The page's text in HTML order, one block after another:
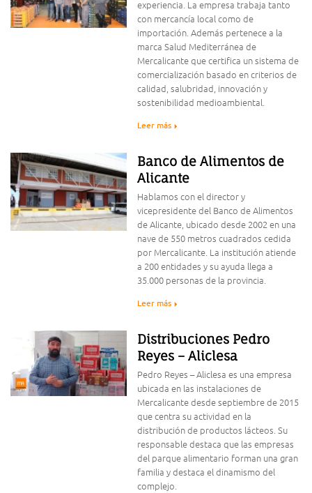
experiencia. La empresa trabaja tanto
con mercancía local como de
importación. Además pertenece a la
marca Salud Mediterránea de
Mercalicante que certifica un sistema de
comercialización basado en criterios de
calidad, salubridad, innovación y
sostenibilidad medioambiental.
Leer más
Banco de Alimentos de
Alicante
Hablamos con el director y
vicepresidente del Banco de Alimentos
de Alicante, ubicado desde 2002 en una
nave de 550 metros cuadrados cedida
por Mercalicante. La institución atiende
a 200 entidades y su ayuda llega a
35.000 personas de la provincia.
Leer más
Distribuciones Pedro
Reyes – Aliclesa
Pedro Reyes – Aliclesa es una empresa
ubicada en las instalaciones de
Mercalicante desde septiembre de 2015
que centra su actividad en la
distribución de productos lácteos. Su
responsable destaca que las empresas
del parque alimentario forman una gran
familia y destaca el dinamismo del
complejo.